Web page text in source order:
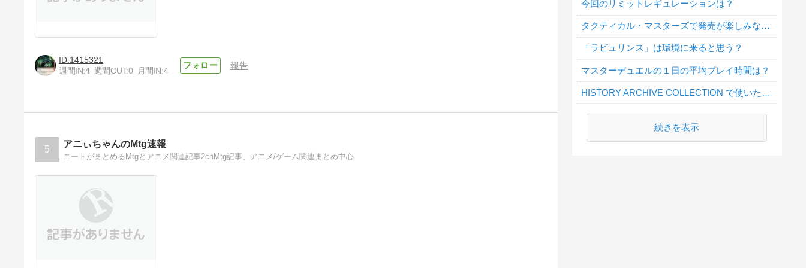
1415321
週間IN:4 週間OUT:0 月間IN:4
報告
5 アニぃちゃんのMtg速報
ニートがまとめるMtgとアニメ関連記事2chMtg記事、アニメ/ゲーム関連まとめ中心
今回のリミットレギュレーションは？
タクティカル・マスターズで発売が楽しみなテーマは？
「ラビュリンス」は環境に来ると思う？
マスターデュエルの１日の平均プレイ時間は？
HISTORY ARCHIVE COLLECTION で使いたいカードは？
続きを表示